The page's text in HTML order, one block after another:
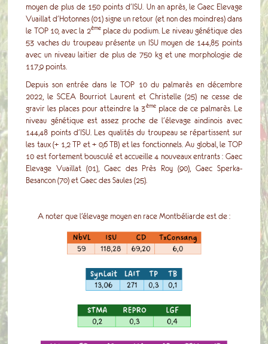
moyen de plus de 150 points d'ISU. Un an après, le Gaec Elevage
Vuaillat d'Hotonnes (01) signe un retour (et non des moindres) dans
le TOP 10, avec la 2èmeplace du podium. Le niveau génétique des
53 vaches du troupeau présente un ISU moyen de 144,85 points
avec un niveau laitier de plus de 750 kg et une morphologie de
117,9 points.
Depuis son entrée dans le TOP 10 du palmarès en décembre
2022, le SCEA Bourriot Laurent et Christelle (25) ne cesse de
gravir les places pour atteindre la 3èmeplace de ce palmarès. Le
niveau génétique est assez proche de l'élevage aindinois avec
144,48 points d'ISU. Les qualités du troupeau se répartissent sur
les taux (+ 1,2 TP et + 0,6 TB) et les fonctionnels. Au global, le TOP
10 est fortement bousculé et accueille 4 nouveaux entrants : Gaec
Elevage Vuaillat (01), Gaec des Près Roy (90), Gaec Sperka-
Besancon (70) et Gaec des Saules (25).
A noter que l’élevage moyen en race Montbéliarde est de :